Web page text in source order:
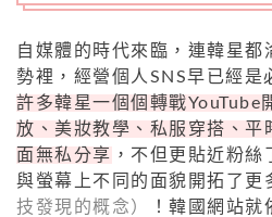
自媒體的時代來臨，連韓星都
勢裡，經營個人SNS早已經是
許多韓星一個個轉戰YouTube
放、美妝教學、私服穿搭、平
面無私分享 ，不但更貼近粉絲
與螢幕上不同的面貌開拓了更
技發現的概念）
！韓國網站就